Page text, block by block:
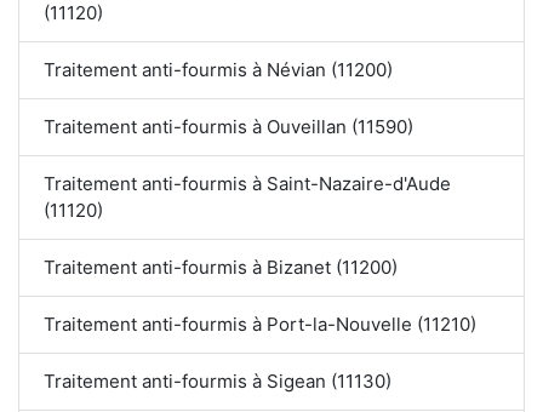
(11120)
Traitement anti-fourmis à Névian (11200)
Traitement anti-fourmis à Ouveillan (11590)
Traitement anti-fourmis à Saint-Nazaire-d'Aude
(11120)
Traitement anti-fourmis à Bizanet (11200)
Traitement anti-fourmis à Port-la-Nouvelle (11210)
Traitement anti-fourmis à Sigean (11130)